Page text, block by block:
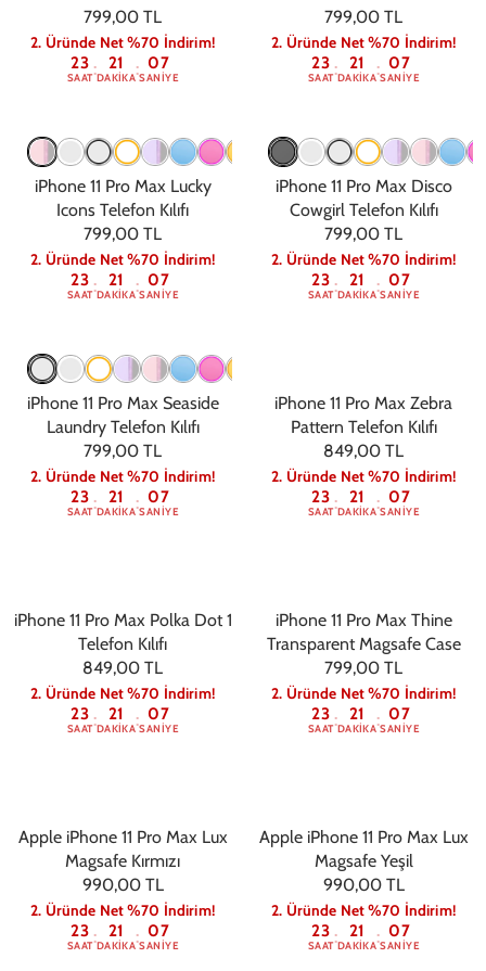
799,00 TL
2. Üründe Net %70 İndirim!
23
SAAT: 21
DAKIKA: 06
SANIYE
799,00 TL
2. Üründe Net %70 İndirim!
23
SAAT: 21
DAKIKA: 06
SANIYE
iPhone 11 Pro Max Lucky
Icons Telefon Kılıfı
799,00 TL
2. Üründe Net %70 İndirim!
23
SAAT: 21
DAKIKA: 06
SANIYE
iPhone 11 Pro Max Disco
Cowgirl Telefon Kılıfı
799,00 TL
2. Üründe Net %70 İndirim!
23
SAAT: 21
DAKIKA: 06
SANIYE
iPhone 11 Pro Max Seaside
Laundry Telefon Kılıfı
799,00 TL
2. Üründe Net %70 İndirim!
23
SAAT: 21
DAKIKA: 06
SANIYE
iPhone 11 Pro Max Zebra
Pattern Telefon Kılıfı
849,00 TL
2. Üründe Net %70 İndirim!
23
SAAT: 21
DAKIKA: 06
SANIYE
iPhone 11 Pro Max Polka Dot 1
Telefon Kılıfı
849,00 TL
2. Üründe Net %70 İndirim!
23
SAAT: 21
DAKIKA: 06
SANIYE
iPhone 11 Pro Max Thine
Transparent Magsafe Case
799,00 TL
2. Üründe Net %70 İndirim!
23
SAAT: 21
DAKIKA: 06
SANIYE
Apple iPhone 11 Pro Max Lux
Magsafe Kırmızı
990,00 TL
2. Üründe Net %70 İndirim!
23
SAAT: 21
DAKIKA: 06
SANIYE
Apple iPhone 11 Pro Max Lux
Magsafe Yeşil
990,00 TL
2. Üründe Net %70 İndirim!
23
SAAT: 21
DAKIKA: 06
SANIYE